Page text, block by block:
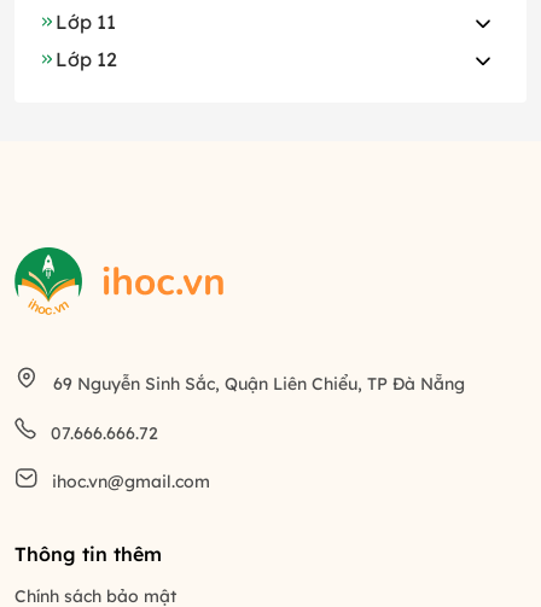
Lớp 11
Lớp 12
69 Nguyễn Sinh Sắc, Quận Liên Chiểu, TP Đà Nẵng
07.666.666.72
ihoc.vn@gmail.com
Thông tin thêm
Chính sách bảo mật